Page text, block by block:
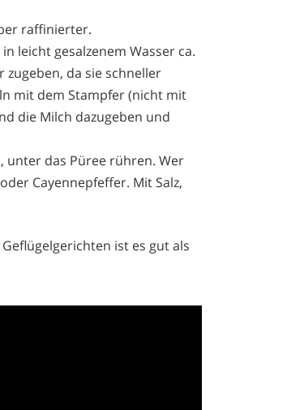
raffinierter.
leicht gesalzenem Wasser ca.
zugeben, da sie schneller
mit dem Stampfer (nicht mit
die Milch dazugeben und
unter das Püree rühren. Wer
Cayennepfeffer. Mit Salz,
ist es gut als